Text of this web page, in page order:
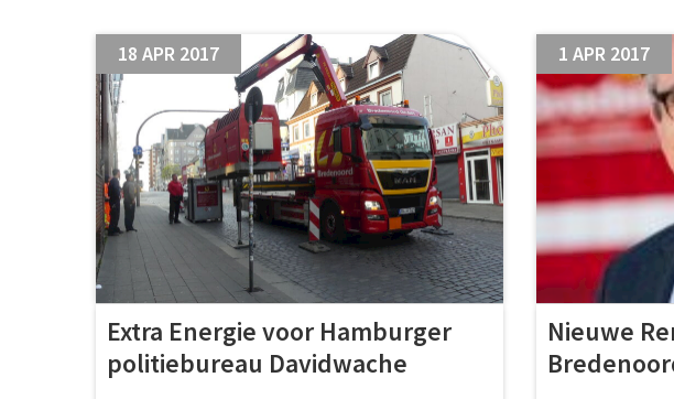
18 APR 2017
Extra Energie voor Hamburger
politiebureau Davidwache
1 APR 2017
Nieuwe